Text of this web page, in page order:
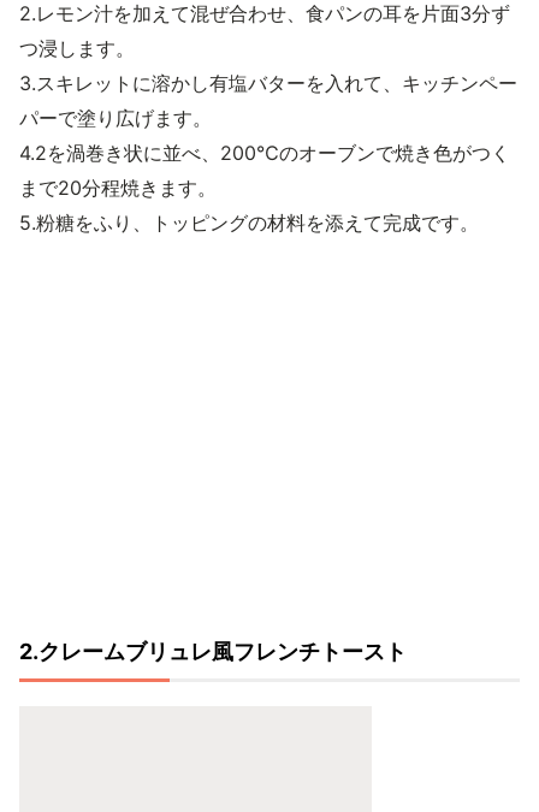
2.レモン汁を加えて混ぜ合わせ、食パンの耳を片面3分ず
つ浸します。
3.スキレットに溶かし有塩バターを入れて、キッチンペー
パーで塗り広げます。
4.2を渦巻き状に並べ、200℃のオーブンで焼き色がつく
まで20分程焼きます。
5.粉糖をふり、トッピングの材料を添えて完成です。
2.クレームブリュレ風フレンチトースト